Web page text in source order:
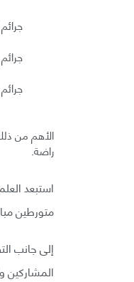
جرائم
جرائم
الأهم من
راضة.
استبعد
متورطين
إلى جانب